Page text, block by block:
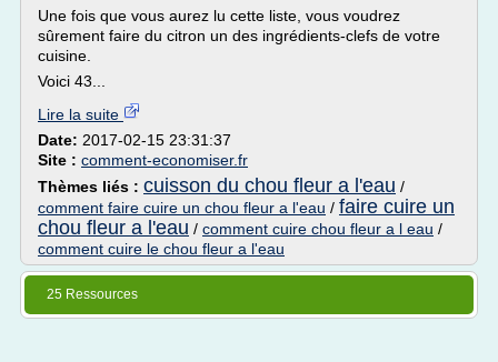
Une fois que vous aurez lu cette liste, vous voudrez
sûrement faire du citron un des ingrédients-clefs de votre
cuisine.
Voici 43...
Lire la suite
Date: 2017-02-15 23:31:37
Site : comment-economiser.fr
Thèmes liés : cuisson du chou fleur a l'eau /
comment faire cuire un chou fleur a l'eau / faire cuire un
chou fleur a l'eau / comment cuire chou fleur a l eau /
comment cuire le chou fleur a l'eau
25 Ressources